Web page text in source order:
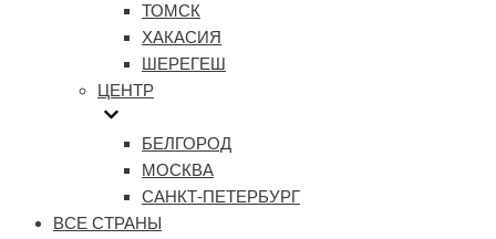
ТОМСК
ХАКАСИЯ
ШЕРЕГЕШ
ЦЕНТР
БЕЛГОРОД
МОСКВА
САНКТ-ПЕТЕРБУРГ
ВСЕ СТРАНЫ